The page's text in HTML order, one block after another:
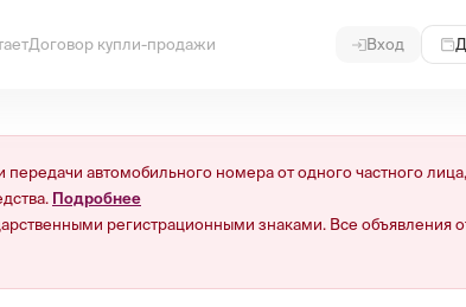
Договор купли-продажи Вход
автомобильного номера от одного частного
Подробнее
регистрационными знаками. Все объявления